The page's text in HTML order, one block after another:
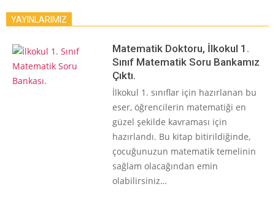
YAYINLARIMIZ
Matematik Doktoru, İlkokul 1.
Sınıf Matematik Soru Bankamız
Çıktı.
İlkokul 1. sınıflar için hazırlanan bu
eser, öğrencilerin matematiği en
güzel şekilde kavraması için
hazırlandı. Bu kitap bitirildiğinde,
çocuğunuzun matematik temelinin
sağlam olacağından emin
olabilirsiniz…